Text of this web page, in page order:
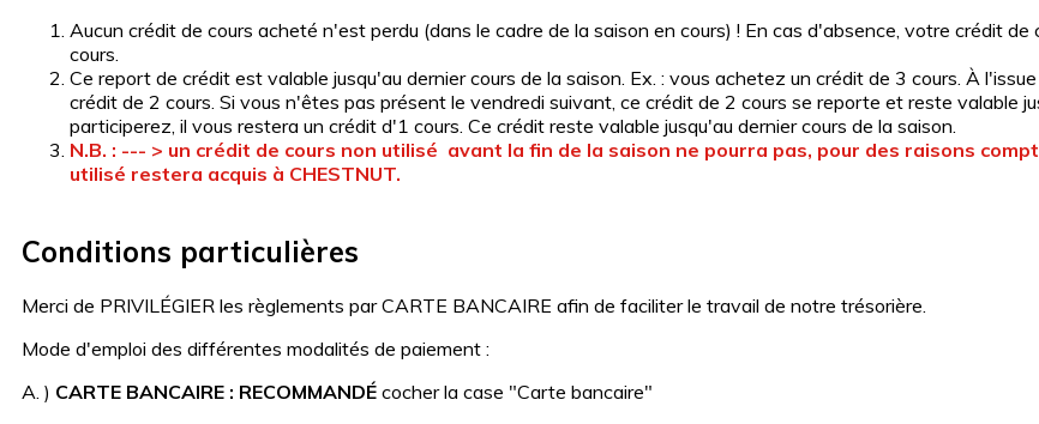
Aucun crédit de cours acheté n'est perdu (dans le cadre de la saison en cours) ! En cas d'absence, votre crédit
cours.
Ce report de crédit est valable jusqu'au dernier cours de la saison. Ex. : vous achetez un crédit de 3 cours. À
crédit de 2 cours. Si vous n'êtes pas présent le vendredi suivant, ce crédit de 2 cours se reporte et reste valable
participerez, il vous restera un crédit d'1 cours. Ce crédit reste valable jusqu'au dernier cours de la saison.
N.B. : --- > un crédit de cours non utilisé avant la fin de la saison ne pourra pas, pour des raisons
utilisé restera acquis à CHESTNUT.
Conditions particulières
Merci de PRIVILÉGIER les règlements par CARTE BANCAIRE afin de faciliter le travail de notre trésorière.
Mode d'emploi des différentes modalités de paiement :
A. ) CARTE BANCAIRE : RECOMMANDÉ cocher la case "Carte bancaire"